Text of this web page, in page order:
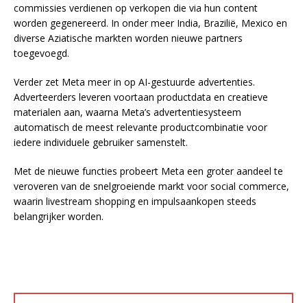
commissies verdienen op verkopen die via hun content
worden gegenereerd. In onder meer India, Brazilië, Mexico en
diverse Aziatische markten worden nieuwe partners
toegevoegd.
Verder zet Meta meer in op AI-gestuurde advertenties.
Adverteerders leveren voortaan productdata en creatieve
materialen aan, waarna Meta’s advertentiesysteem
automatisch de meest relevante productcombinatie voor
iedere individuele gebruiker samenstelt.
Met de nieuwe functies probeert Meta een groter aandeel te
veroveren van de snelgroeiende markt voor social commerce,
waarin livestream shopping en impulsaankopen steeds
belangrijker worden.